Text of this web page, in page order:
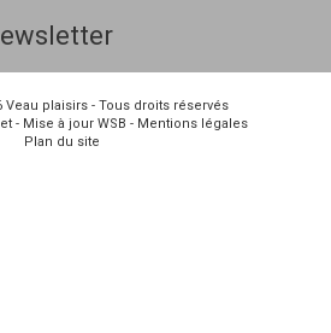
Veau plaisirs - Tous droits réservés
- Mise à jour WSB - Mentions légales
Plan du site